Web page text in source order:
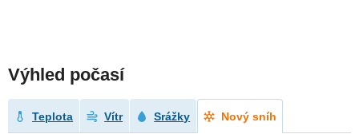
Výhled počasí
Teplota Vítr Srážky Nový sníh